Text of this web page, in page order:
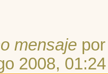
mensaje
2008, 01:24